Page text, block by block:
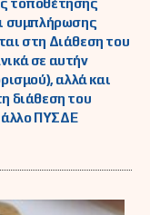
τοποθέτησης
συμπλήρωσης
στη Διάθεση του
σε αυτήν
αλλά και
διάθεση του
ΠΥΣΔΕ